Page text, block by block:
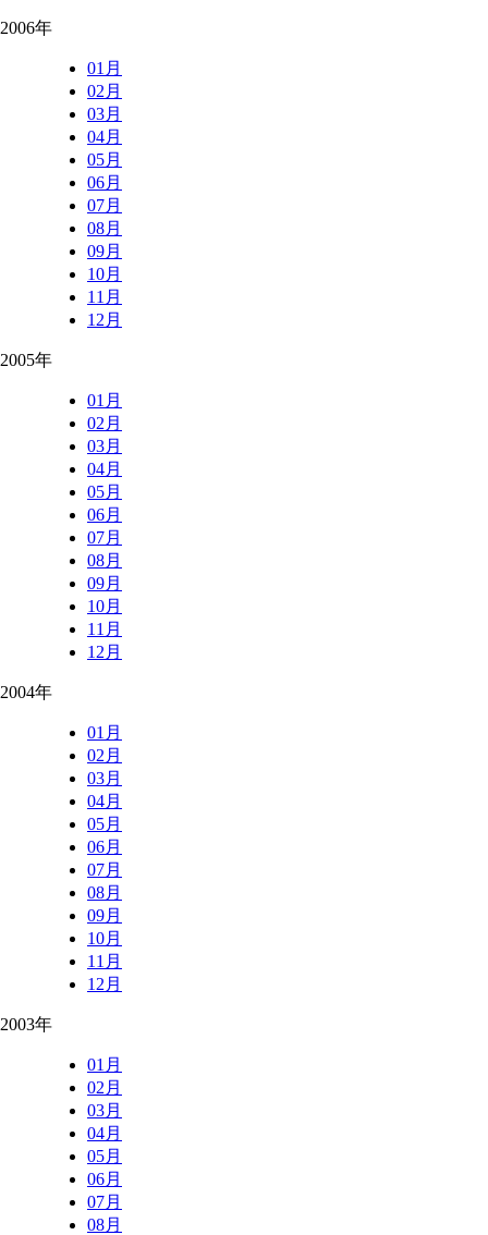
2006年
01月
02月
03月
04月
05月
06月
07月
08月
09月
10月
11月
12月
2005年
01月
02月
03月
04月
05月
06月
07月
08月
09月
10月
11月
12月
2004年
01月
02月
03月
04月
05月
06月
07月
08月
09月
10月
11月
12月
2003年
01月
02月
03月
04月
05月
06月
07月
08月